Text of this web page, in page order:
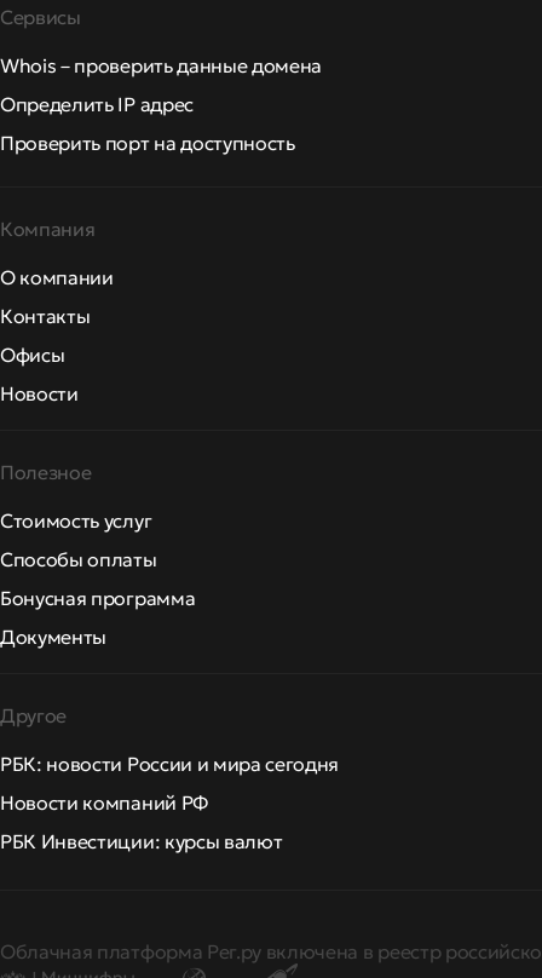
Сервисы
Whois – проверить данные домена
Определить IP адрес
Проверить порт на доступность
Компания
О компании
Контакты
Офисы
Новости
Полезное
Стоимость услуг
Способы оплаты
Бонусная программа
Документы
Другое
РБК: новости России и мира сегодня
Новости компаний РФ
РБК Инвестиции: курсы валют
Облачная платформа Рег.ру включена в реестр